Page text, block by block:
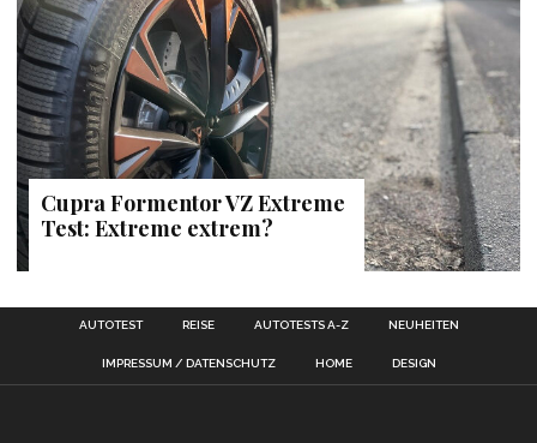
Cupra Formentor VZ Extreme
Test: Extreme extrem?
AUTOTEST REISE AUTOTESTS A-Z NEUHEITEN
IMPRESSUM / DATENSCHUTZ HOME DESIGN